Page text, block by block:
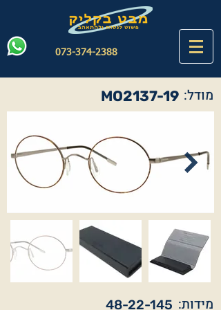
073-374-2388
MO2137-19 מודל:
48-22-145 מידות: